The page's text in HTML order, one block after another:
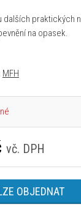
dalších praktických
na opasek.
MFH
vč. DPH
OBJEDNAT